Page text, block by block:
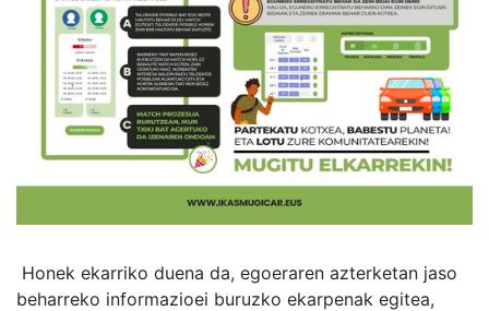
Honek ekarriko duena da, egoeraren azterketan jaso
beharreko informazioei buruzko ekarpenak egitea,